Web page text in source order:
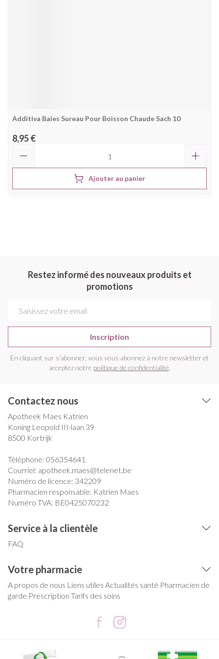
Additiva Baies Sureau Pour Boisson Chaude Sach 10
8,95 €
Ajouter au panier
Restez informé des nouveaux produits et
promotions
Inscription
En cliquant sur s'abonner, vous vous abonnez à notre newsletter et
acceptez notre politique de confidentialité.
Contactez nous
Apotheek Maes Katrien
Koning Leopold III-laan 39
8500 Kortrijk
Téléphone: 056354641
Courriel: apotheek.maes@telenet.be
Numéro de licence: 342209
Pharmacien responsable: Katrien Maes
Numéro TVA: BE0425070232
Service à la clientèle
FAQ
Votre pharmacie
A propos de nous Liens utiles Actualités santé Pharmacien de
garde Prescription Tarifs des soins